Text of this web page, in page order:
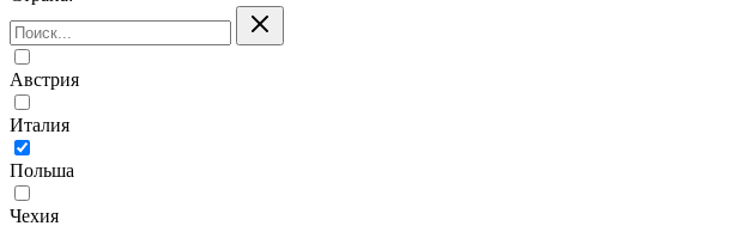
Австрия
Италия
Польша
Чехия